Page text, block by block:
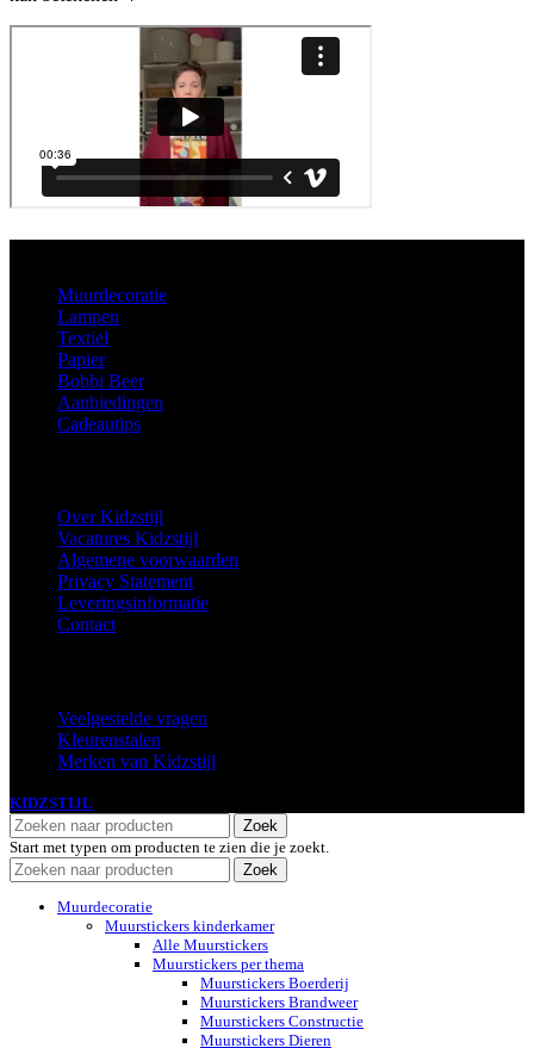
Muurdecoratie
Lampen
Textiel
Papier
Bobbi Beer
Aanbiedingen
Cadeautips
Over Kidzstijl
Vacatures Kidzstijl
Algemene voorwaarden
Privacy Statement
Leveringsinformatie
Contact
Veelgestelde vragen
Kleurenstalen
Merken van Kidzstijl
KIDZSTIJL
Zoek
Start met typen om producten te zien die je zoekt.
Zoek
Muurdecoratie
Muurstickers kinderkamer
Alle Muurstickers
Muurstickers per thema
Muurstickers Boerderij
Muurstickers Brandweer
Muurstickers Constructie
Muurstickers Dieren